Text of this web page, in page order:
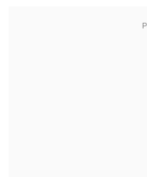
CorreosChile y